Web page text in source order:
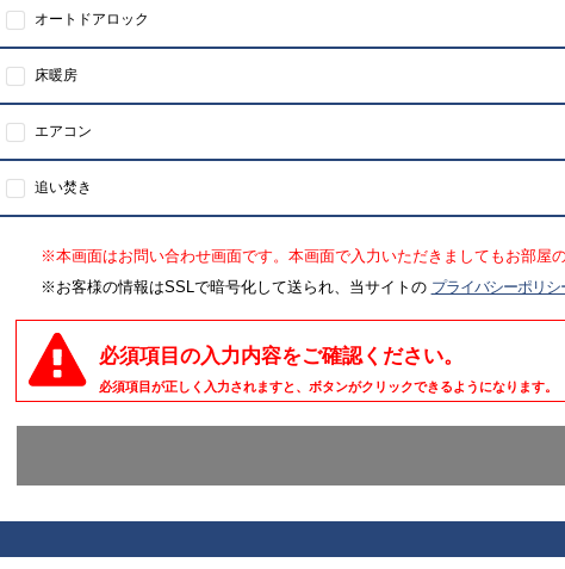
オートドアロック
床暖房
エアコン
追い焚き
※本画面はお問い合わせ画面です。本画面で入力いただきましてもお部屋
※お客様の情報はSSLで暗号化して送られ、当サイトの プライバシーポリ
必須項目の入力内容をご確認ください。
必須項目が正しく入力されますと、ボタンがクリックできるようになります。